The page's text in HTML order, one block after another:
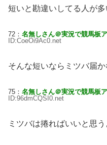
短いと勘違いしてる人が多
72： 名無しさん＠実況で競馬板
ID:CoeOi9Ac0.net
そんな短いならミツバ届か
75： 名無しさん＠実況で競馬板
ID:96dmCQSI0.net
ミツバは捲ればいいと思う